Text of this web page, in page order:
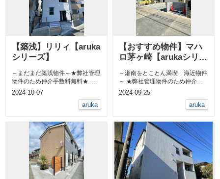
【築浅】リリィ【aruka
シリーズ】
～まだまだ築浅物件～★弊社管理
物件のため仲介手数料無料★
【arukaシリ...
2024-10-07
aruka
【おすすめ物件】マハ
ロ茅ヶ崎【arukaシリー
～湘南をとことん満喫 海近物件
～ ★弊社管理物件のため仲介手
数料無料★ 敷地内に屋外シャ...
2024-09-25
aruka